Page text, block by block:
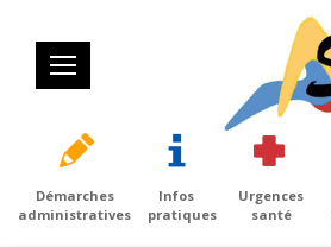
Démarches
administratives
Infos
pratiques
Urgences
santé